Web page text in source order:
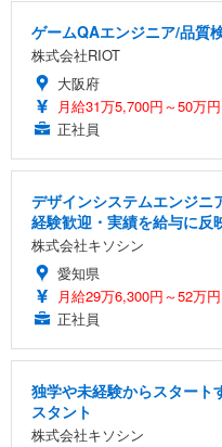
ゲームQAエンジニア/品質
株式会社RIOT
大阪府
月給31万5,700円～50万円
正社員
デザインシステムエンジニ
経験歓迎・実績を給与に反
株式会社キソシン
愛知県
月給29万6,300円～52万円
正社員
独学や未経験からスタート
スタント
株式会社キソシン